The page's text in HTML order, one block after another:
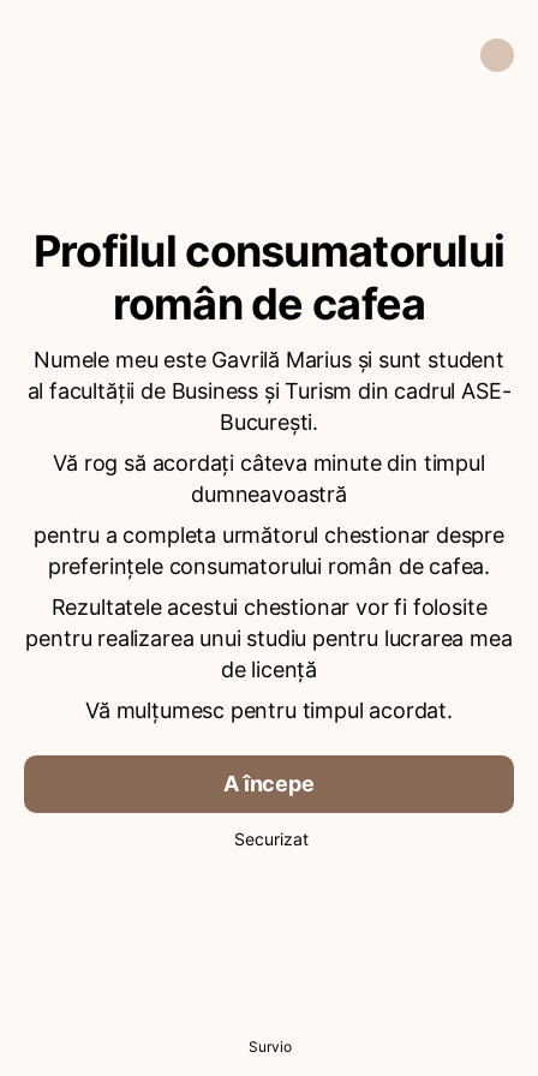
Profilul consumatorului
român de cafea
Numele meu este Gavrilă Marius și sunt student
al facultății de Business și Turism din cadrul ASE-
București.
Vă rog să acordați câteva minute din timpul
dumneavoastră
pentru a completa următorul chestionar despre
preferințele consumatorului român de cafea.
Rezultatele acestui chestionar vor fi folosite
pentru realizarea unui studiu pentru lucrarea mea
de licență
Vă mulțumesc pentru timpul acordat.
A începe
Securizat
Survio